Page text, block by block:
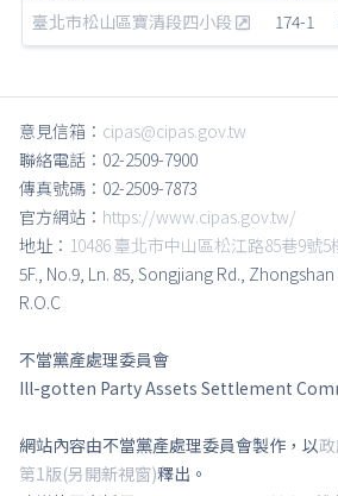
臺北市松山區寶清段四小段 174-1
意見信箱： cipas@cipas.gov.tw
聯絡電話：02-2509-7900
傳真號碼：02-2509-7873
官方網站： https://www.cipas.gov.tw/
地址： 10486 臺北市中山區松江路85巷9號5
5F., No.9, Ln. 85, Songjiang Rd.,
R.O.C
不當黨產處理委員會
Ill-gotten Party Assets Settlement
網站內容由不當黨產處理委員會製作，以
第1版(另開新視窗)釋出。